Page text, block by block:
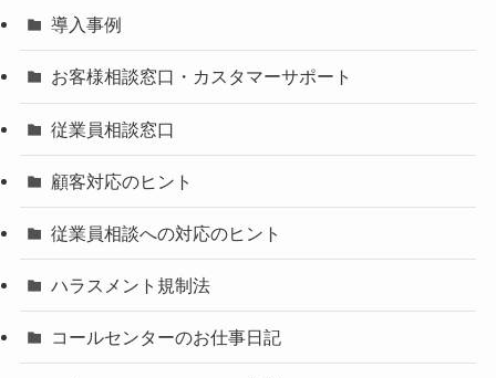
導入事例
お客様相談窓口・カスタマーサポート
従業員相談窓口
顧客対応のヒント
従業員相談への対応のヒント
ハラスメント規制法
コールセンターのお仕事日記